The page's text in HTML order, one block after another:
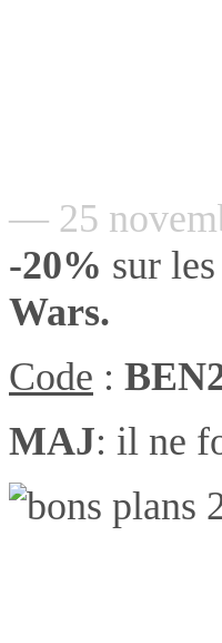
— 25
-20% sur les
Wars.
Code :
MAJ: il ne